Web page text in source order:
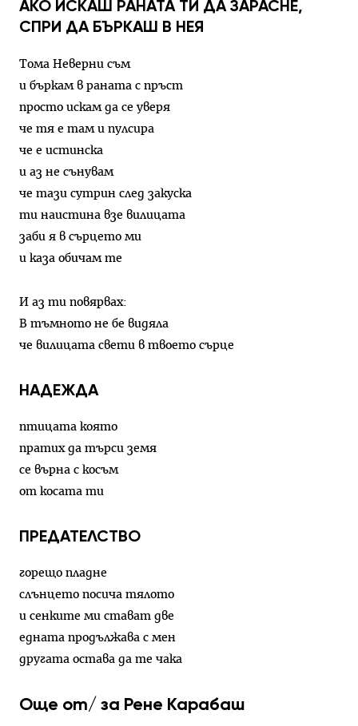
АКО ИСКАШ РАНАТА ТИ ДА ЗАРАСНЕ,
СПРИ ДА БЪРКАШ В НЕЯ
Тома Неверни съм
и бъркам в раната с пръст
просто искам да се уверя
че тя е там и пулсира
че е истинска
и аз не сънувам
че тази сутрин след закуска
ти наистина взе вилицата
заби я в сърцето ми
и каза обичам те
И аз ти повярвах:
В тъмното не бе видяла
че вилицата свети в твоето сърце
НАДЕЖДА
птицата която
пратих да търси земя
се върна с косъм
от косата ти
ПРЕДАТЕЛСТВО
горещо пладне
слънцето посича тялото
и сенките ми стават две
едната продължава с мен
другата остава да те чака
Още от/ за Рене Карабаш